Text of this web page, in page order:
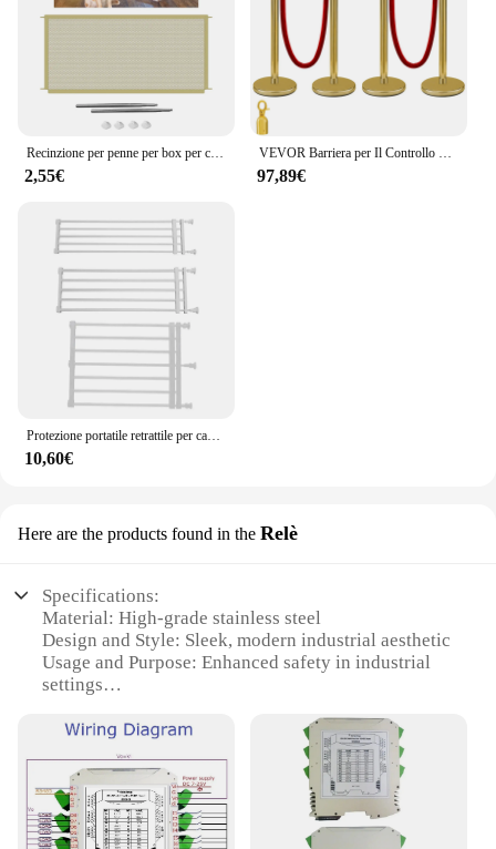
Recinzione per penne per box per cuccioli per cani
2,55€
VEVOR Barriera per Il Controllo della Folla con Corda di Velluto Rosso, 3/4 Pezzi Corda da 1,5 m Barriere di Controllo della Folla Tondo Post Palo per Teatri, Hotel, Casinò, Biglietterie ed Eventi
97,89€
10,60€
Here are the products found in the Relè
Specifications:
Material: High-grade stainless steel
Design and Style: Sleek, modern industrial aesthetic
Usage and Purpose: Enhanced safety in industrial
settings
wear and corrosion
Parts and Accessories: Includes a set of barrier
components
Applicable People: Ideal for industrial professionals
and facility managers